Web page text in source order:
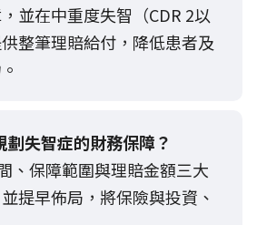
並在中重度失智（CDR 2以
整筆理賠給付，降低患者及
劃失智症的財務保障？
、保障範圍與理賠金額三大
提早佈局，將保險與投資、